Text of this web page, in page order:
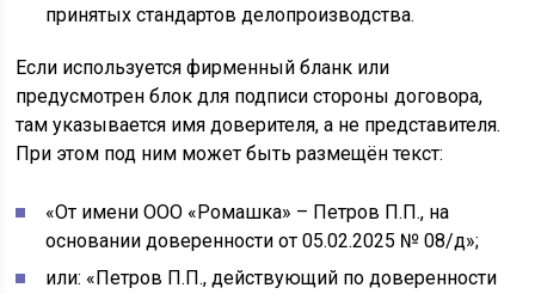
принятых стандартов делопроизводства.
Если используется фирменный бланк или
предусмотрен блок для подписи стороны договора,
там указывается имя доверителя, а не представителя.
При этом под ним может быть размещён текст:
«От имени ООО «Ромашка» – Петров П.П., на
основании доверенности от 05.02.2025 № 08/д»;
или: «Петров П.П., действующий по доверенности